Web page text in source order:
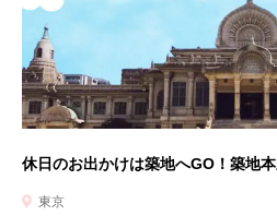
休日のお出かけは築地へGO！築地
東京